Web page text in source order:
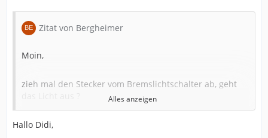
Zitat von Bergheimer
Moin,
zieh mal den Stecker vom Bremslichtschalter ab, geht
Ja : neuer Schalter ggf. defekt oder falsch eingestellt.
Alles anzeigen
Hallo Didi,